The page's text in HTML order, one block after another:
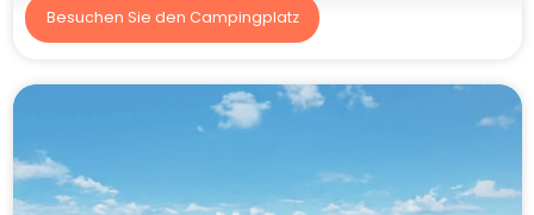
Besuchen Sie den Campingplatz